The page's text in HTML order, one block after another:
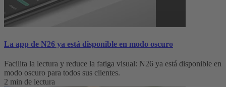
La app de N26 ya está disponible en modo oscuro
Facilita la lectura y reduce la fatiga visual: N26 ya está disponible en
modo oscuro para todos sus clientes.
2 min de lectura